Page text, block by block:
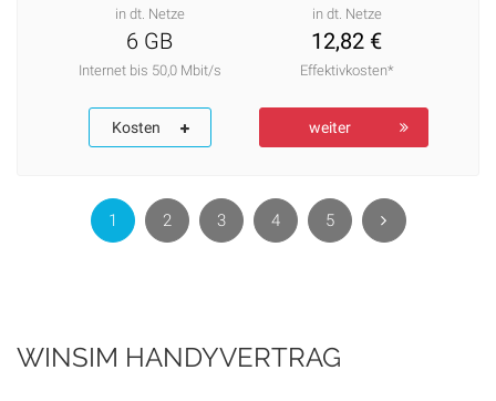
in dt. Netze in dt. Netze
6 GB
Internet bis 50,0 Mbit/s
12,82 €
Effektivkosten*
Kosten weiter
1 2 3 4 5
WINSIM HANDYVERTRAG